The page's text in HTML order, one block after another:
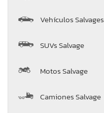
Vehículos Salvages
SUVs Salvage
Motos Salvage
Camiones Salvage